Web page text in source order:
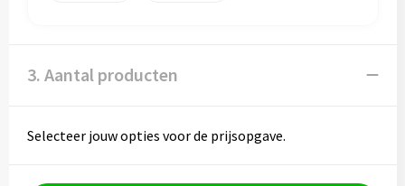
3. Aantal producten
Selecteer jouw opties voor de prijsopgave.